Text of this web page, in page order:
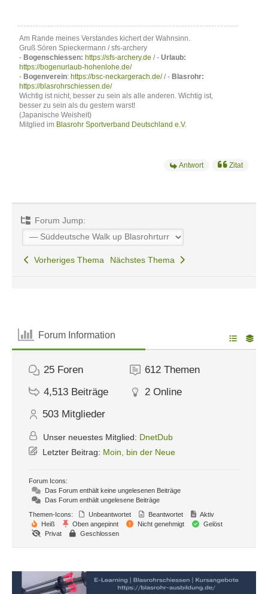
Am Rande meines Verstandes kichert der Wahnsinn.
Gruß Sören Spieckermann / sfs-archery
- Bogenschiessen: https://sfs-archery.de / - Urlaub:
https://bogenurlaub-hohenlohe.de/
- Bogenverein: https://bsc-neckargerach.de// - Blasrohr:
https://blasrohrschiessen.de/
Wichtig ist nicht, besser zu sein als alle anderen. Wichtig ist,
besser zu sein als du gestern warst!
(Japanische Weisheit)
Mitglied im Blasrohr Sportverband Deutschland e.V.
Antwort Zitat
Forum Jump:
Vorheriges Thema Nächstes Thema
Forum Information
25 Foren 612 Themen
4,513 Beiträge 2 Online
503 Mitglieder
Unser neuestes Mitglied: DnetDub
Letzter Beitrag: Moin, bin der Neue
Forum Icons:
Das Forum enthält keine ungelesenen Beiträge
Das Forum enthält ungelesene Beiträge
Themen-Icons:
Unbeantwortet Beantwortet
Aktiv
Heiß
Oben angepinnt Nicht genehmigt
Gelöst
Privat
Geschlossen